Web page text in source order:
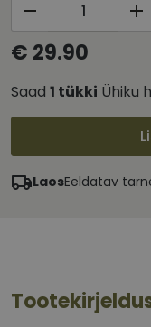
€ 29.90
Saad 1 tükki Ühiku
LaosEeldatav